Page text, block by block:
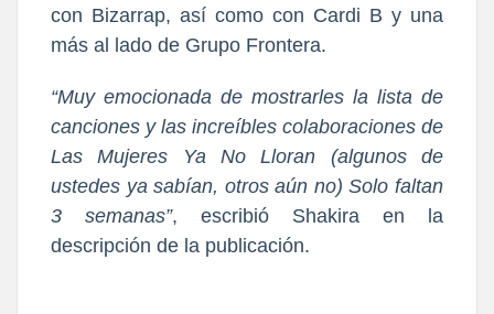
con Bizarrap, así como con Cardi B y una
más al lado de Grupo Frontera.
“Muy emocionada de mostrarles la lista de
canciones y las increíbles colaboraciones de
Las Mujeres Ya No Lloran (algunos de
ustedes ya sabían, otros aún no) Solo faltan
3 semanas”, escribió Shakira en la
descripción de la publicación.